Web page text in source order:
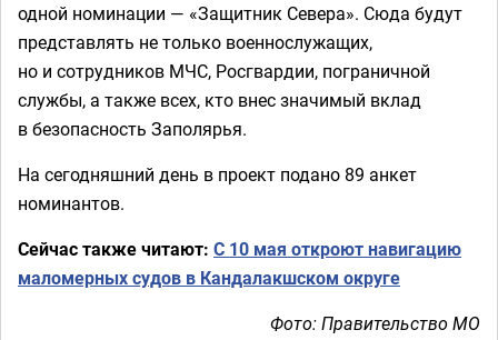
одной номинации — «Защитник Севера». Сюда будут
представлять не только военнослужащих,
но и сотрудников МЧС, Росгвардии, пограничной
службы, а также всех, кто внес значимый вклад
в безопасность Заполярья.
На сегодняшний день в проект подано 89 анкет
номинантов.
Сейчас также читают: С 10 мая откроют навигацию
маломерных судов в Кандалакшском округе
Фото: Правительство МО